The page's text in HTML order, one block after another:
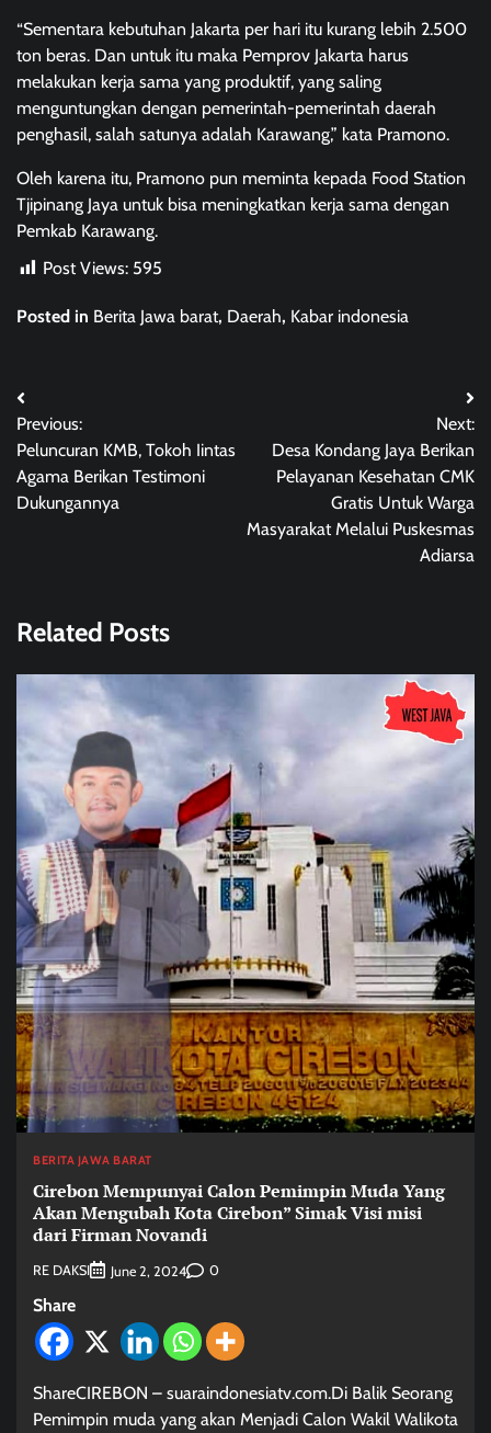
“Sementara kebutuhan Jakarta per hari itu kurang lebih 2.500
ton beras. Dan untuk itu maka Pemprov Jakarta harus
melakukan kerja sama yang produktif, yang saling
menguntungkan dengan pemerintah-pemerintah daerah
penghasil, salah satunya adalah Karawang,” kata Pramono.
Oleh karena itu, Pramono pun meminta kepada Food Station
Tjipinang Jaya untuk bisa meningkatkan kerja sama dengan
Pemkab Karawang.
Post Views: 595
Posted in Berita Jawa barat, Daerah, Kabar indonesia
Post
navigation
Previous:
Peluncuran KMB, Tokoh Iintas
Agama Berikan Testimoni
Dukungannya
Next:
Desa Kondang Jaya Berikan
Pelayanan Kesehatan CMK
Gratis Untuk Warga
Masyarakat Melalui Puskesmas
Adiarsa
Related Posts
BERITA JAWA BARAT
Cirebon Mempunyai Calon Pemimpin Muda Yang
Akan Mengubah Kota Cirebon” Simak Visi misi
dari Firman Novandi
RE DAKSI June 2, 2024 0
Share
ShareCIREBON – suaraindonesiatv.com.Di Balik Seorang
Pemimpin muda yang akan Menjadi Calon Wakil Walikota